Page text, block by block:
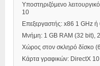
Υποστηριζόμενο
10
Επεξεργαστής: x86 1 GHz ή
Μνήμη: 1 GB RAM (32 bit),
Χώρος στον σκληρό δίσκο
Κάρτα γραφικών: DirectX